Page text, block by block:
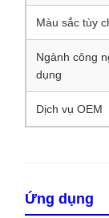
Màu sắc tùy
Ngành công
dụng
Dịch vụ OEM
Ứng dụng